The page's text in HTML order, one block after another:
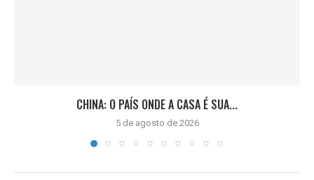
CHINA: O PAÍS ONDE A CASA É SUA...
5 de agosto de 2026